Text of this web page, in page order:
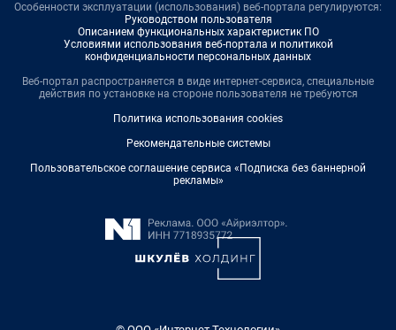
Особенности эксплуатации (использования) веб-портала регулируются:
Руководством пользователя
Описанием функциональных характеристик ПО
Условиями использования веб-портала и политикой
конфиденциальности персональных данных
Веб-портал распространяется в виде интернет-сервиса, специальные
действия по установке на стороне пользователя не требуются
Политика использования cookies
Рекомендательные системы
Пользовательское соглашение сервиса «Подписка без баннерной
рекламы»